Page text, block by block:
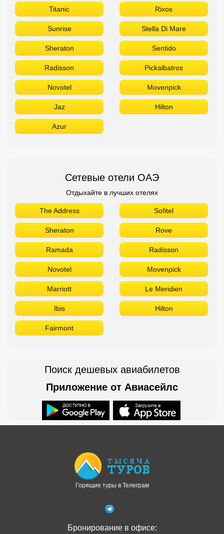
Titanic Rixos
Sunrise Stella Di Mare
Sheraton Sentido
Radisson Pickalbatros
Novotel Movenpick
Jaz Hilton
Azur
Сетевые отели ОАЭ
Отдыхайте в лучших отелях
The Address Sofitel
Sheraton Rove
Ramada Radisson
Novotel Movenpick
Marriott Le Meridien
Ibis Hilton
Fairmont
Поиск дешевых авиабилетов
Приложение от Авиасейлс
Горящие туры в Телеграм
Бронирование в офисе: